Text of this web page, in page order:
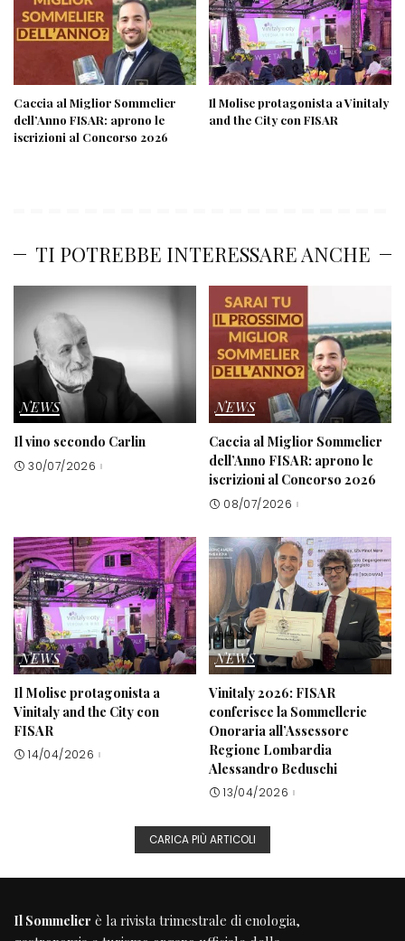
Caccia al Miglior Sommelier
dell’Anno FISAR: aprono le
iscrizioni al Concorso 2026
Il Molise protagonista a Vinitaly
and the City con FISAR
TI POTREBBE INTERESSARE ANCHE
NEWS
Il vino secondo Carlin
30/07/2026
NEWS
Caccia al Miglior Sommelier
dell’Anno FISAR: aprono le
iscrizioni al Concorso 2026
08/07/2026
NEWS
Il Molise protagonista a
Vinitaly and the City con
FISAR
14/04/2026
NEWS
Vinitaly 2026: FISAR
conferisce la Sommellerie
Onoraria all’Assessore
Regione Lombardia
Alessandro Beduschi
13/04/2026
CARICA PIÙ ARTICOLI
Il Sommelier è la rivista trimestrale di enologia,